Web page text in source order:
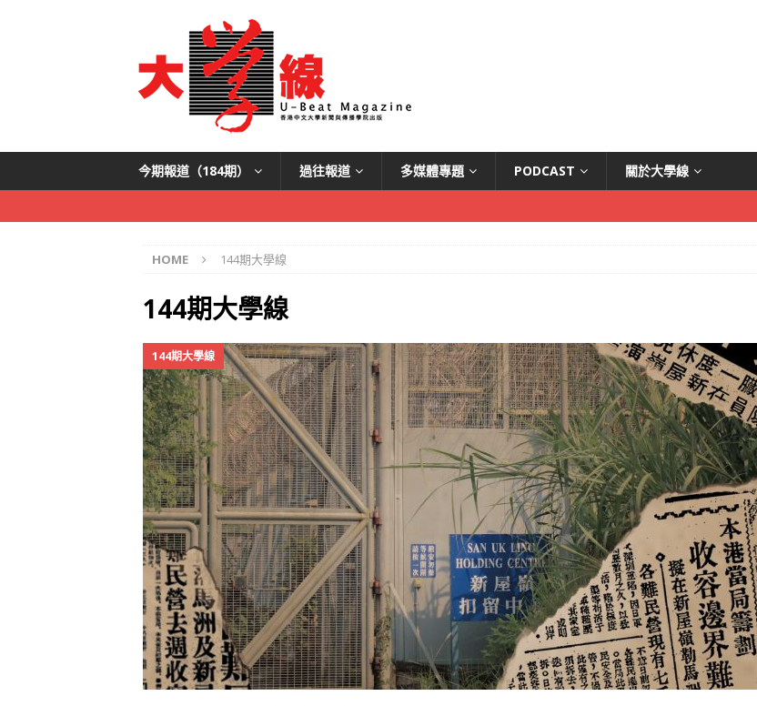
今期報道（184期） 過往報道 多媒體專題 PODCAST 關於大學線
HOME 144期大學線
144期大學線
144期大學線